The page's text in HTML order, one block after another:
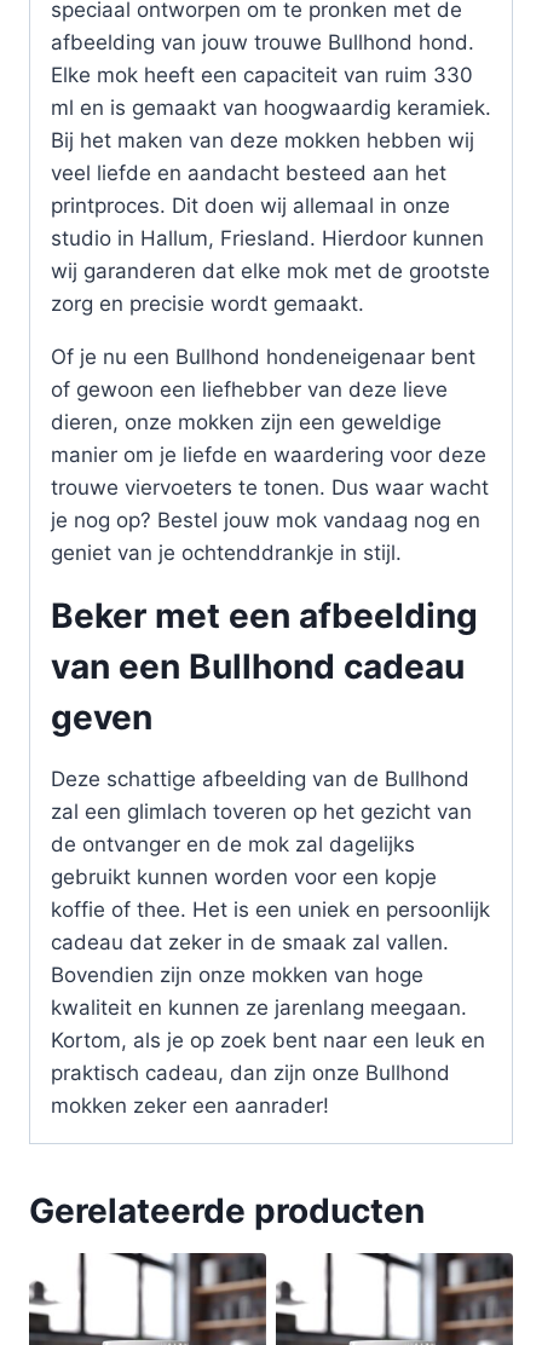
speciaal ontworpen om te pronken met de
afbeelding van jouw trouwe Bullhond hond.
Elke mok heeft een capaciteit van ruim 330
ml en is gemaakt van hoogwaardig keramiek.
Bij het maken van deze mokken hebben wij
veel liefde en aandacht besteed aan het
printproces. Dit doen wij allemaal in onze
studio in Hallum, Friesland. Hierdoor kunnen
wij garanderen dat elke mok met de grootste
zorg en precisie wordt gemaakt.
Of je nu een Bullhond hondeneigenaar bent
of gewoon een liefhebber van deze lieve
dieren, onze mokken zijn een geweldige
manier om je liefde en waardering voor deze
trouwe viervoeters te tonen. Dus waar wacht
je nog op? Bestel jouw mok vandaag nog en
geniet van je ochtenddrankje in stijl.
Beker met een afbeelding
van een Bullhond cadeau
geven
Deze schattige afbeelding van de Bullhond
zal een glimlach toveren op het gezicht van
de ontvanger en de mok zal dagelijks
gebruikt kunnen worden voor een kopje
koffie of thee. Het is een uniek en persoonlijk
cadeau dat zeker in de smaak zal vallen.
Bovendien zijn onze mokken van hoge
kwaliteit en kunnen ze jarenlang meegaan.
Kortom, als je op zoek bent naar een leuk en
praktisch cadeau, dan zijn onze Bullhond
mokken zeker een aanrader!
Gerelateerde producten